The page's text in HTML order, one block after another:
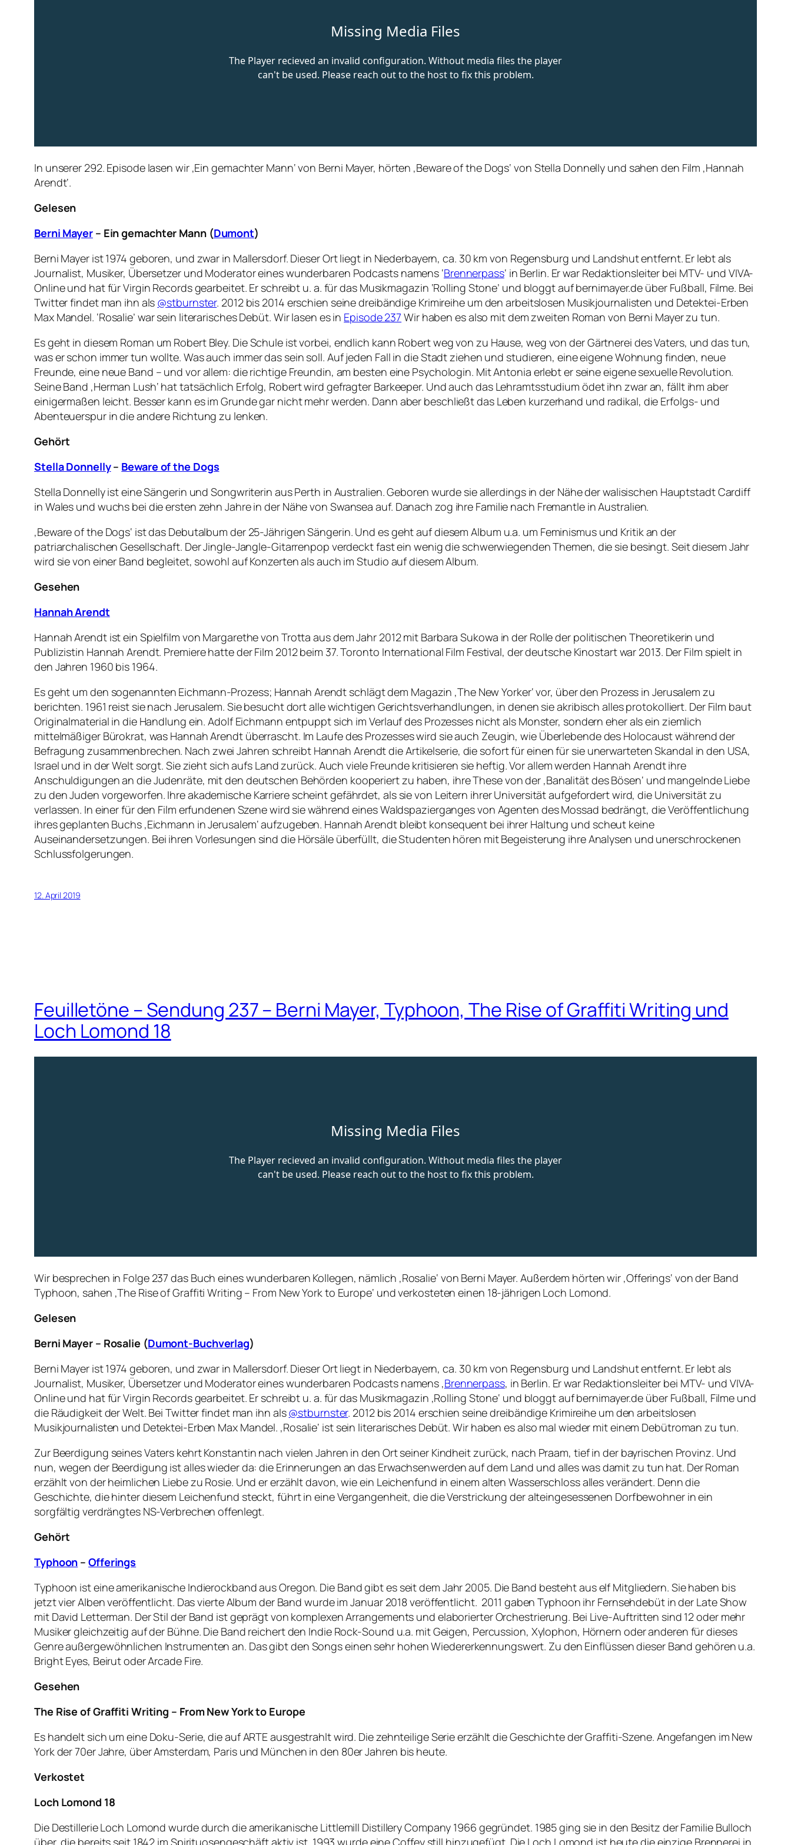
In unserer 292. Episode lasen wir ‚Ein gemachter Mann‘ von Berni Mayer, hörten ‚Beware of the Dogs‘ von Stella Donnelly und sahen den Film ‚Hannah
Arendt‘.
Gelesen
Berni Mayer– Ein gemachter Mann (Dumont)
Berni Mayer ist 1974 geboren, und zwar in Mallersdorf. Dieser Ort liegt in Niederbayern, ca. 30 km von Regensburg und Landshut entfernt. Er lebt als
Journalist, Musiker, Übersetzer und Moderator eines wunderbaren Podcasts namens ‘Brennerpass‘ in Berlin. Er war Redaktionsleiter bei MTV- und VIVA-
Online und hat für Virgin Records gearbeitet. Er schreibt u. a. für das Musikmagazin ‘Rolling Stone’ und bloggt auf bernimayer.de über Fußball, Filme. Bei
Twitter findet man ihn als @stburnster. 2012 bis 2014 erschien seine dreibändige Krimireihe um den arbeitslosen Musikjournalisten und Detektei-Erben
Max Mandel. ‘Rosalie’ war sein literarisches Debüt. Wir lasen es in Episode 237 Wir haben es also mit dem zweiten Roman von Berni Mayer zu tun.
Es geht in diesem Roman um Robert Bley. Die Schule ist vorbei, endlich kann Robert weg von zu Hause, weg von der Gärtnerei des Vaters, und das tun,
was er schon immer tun wollte. Was auch immer das sein soll. Auf jeden Fall in die Stadt ziehen und studieren, eine eigene Wohnung finden, neue
Freunde, eine neue Band – und vor allem: die richtige Freundin, am besten eine Psychologin. Mit Antonia erlebt er seine eigene sexuelle Revolution.
Seine Band ‚Herman Lush‘ hat tatsächlich Erfolg, Robert wird gefragter Barkeeper. Und auch das Lehramtsstudium ödet ihn zwar an, fällt ihm aber
einigermaßen leicht. Besser kann es im Grunde gar nicht mehr werden. Dann aber beschließt das Leben kurzerhand und radikal, die Erfolgs- und
Abenteuerspur in die andere Richtung zu lenken.
Gehört
Stella Donnelly– Beware of the Dogs
Stella Donnelly ist eine Sängerin und Songwriterin aus Perth in Australien. Geboren wurde sie allerdings in der Nähe derwalisischen Hauptstadt Cardiff
in Wales und wuchs bei die ersten zehn Jahre in der Nähe von Swansea auf. Danach zog ihre Familie nach Fremantle in Australien.
‚Beware of the Dogs‘ ist das Debutalbum der 25-Jährigen Sängerin. Und es geht auf diesem Album u.a. um Feminismus und Kritik an der
patriarchalischen Gesellschaft. Der Jingle-Jangle-Gitarrenpop verdeckt fast ein wenig die schwerwiegenden Themen, die sie besingt. Seit diesem Jahr
wird sie von einer Band begleitet, sowohl auf Konzerten als auch im Studio auf diesem Album.
Gesehen
Hannah Arendt
Hannah Arendt ist ein Spielfilm von Margarethe von Trotta aus dem Jahr 2012 mit Barbara Sukowa in der Rolle der politischen Theoretikerin und
Publizistin Hannah Arendt. Premiere hatte der Film 2012 beim 37. Toronto International Film Festival, der deutsche Kinostart war 2013. Der Film spielt in
den Jahren 1960 bis 1964.
Es geht um den sogenannten Eichmann-Prozess; Hannah Arendt schlägt dem Magazin ‚The New Yorker‘ vor, über den Prozess in Jerusalem zu
berichten. 1961 reist sie nach Jerusalem. Sie besucht dort alle wichtigen Gerichtsverhandlungen, in denen sie akribisch alles protokolliert. Der Film baut
Originalmaterial in die Handlung ein. Adolf Eichmann entpuppt sich im Verlauf des Prozesses nicht als Monster, sondern eher als ein ziemlich
mittelmäßiger Bürokrat, was Hannah Arendt überrascht. Im Laufe des Prozesses wird sie auch Zeugin, wie Überlebende des Holocaust während der
Befragung zusammenbrechen. Nach zwei Jahren schreibt Hannah Arendt die Artikelserie, die sofort für einen für sie unerwarteten Skandal in den USA,
Israel und in der Welt sorgt. Sie zieht sich aufs Land zurück. Auch viele Freunde kritisieren sie heftig. Vor allem werden Hannah Arendt ihre
Anschuldigungen an die Judenräte, mit den deutschen Behörden kooperiert zu haben, ihre These von der ‚Banalität des Bösen‘ und mangelnde Liebe
zu den Juden vorgeworfen. Ihre akademische Karriere scheint gefährdet, als sie von Leitern ihrer Universität aufgefordert wird, die Universität zu
verlassen. In einer für den Film erfundenen Szene wird sie während eines Waldspazierganges von Agenten des Mossad bedrängt, die Veröffentlichung
ihres geplanten Buchs ‚Eichmann in Jerusalem‘ aufzugeben. Hannah Arendt bleibt konsequent bei ihrer Haltung und scheut keine
Auseinandersetzungen. Bei ihren Vorlesungen sind die Hörsäle überfüllt, die Studenten hören mit Begeisterung ihre Analysen und unerschrockenen
Schlussfolgerungen.
12. April 2019
Feuilletöne – Sendung 237 – Berni Mayer, Typhoon, The Rise of Graffiti Writing und
Loch Lomond 18
Wir besprechen in Folge 237 das Buch eines wunderbaren Kollegen, nämlich ‚Rosalie‘ von Berni Mayer. Außerdem hörten wir ‚Offerings‘ von der Band
Typhoon, sahen ‚The Rise of Graffiti Writing – From New York to Europe‘ und verkosteten einen 18-jährigen Loch Lomond.
Gelesen
Berni Mayer – Rosalie (Dumont-Buchverlag)
Berni Mayer ist 1974 geboren, und zwar in Mallersdorf. Dieser Ort liegt in Niederbayern, ca. 30 km von Regensburg und Landshut entfernt. Er lebt als
Journalist, Musiker, Übersetzer und Moderator eines wunderbaren Podcasts namens ‚Brennerpass‚ in Berlin. Er war Redaktionsleiter bei MTV- und VIVA-
Online und hat für Virgin Records gearbeitet. Er schreibt u. a. für das Musikmagazin ‚Rolling Stone‘ und bloggt auf bernimayer.de über Fußball, Filme und
die Räudigkeit der Welt. Bei Twitter findet man ihn als@stburnster. 2012 bis 2014 erschien seine dreibändige Krimireihe um den arbeitslosen
Musikjournalisten und Detektei-Erben Max Mandel. ‚Rosalie‘ ist sein literarisches Debüt. Wir haben es also mal wieder mit einem Debütroman zu tun.
Zur Beerdigung seines Vaters kehrt Konstantin nach vielen Jahren in den Ort seiner Kindheit zurück, nach Praam, tief in der bayrischen Provinz. Und
nun, wegen der Beerdigung ist alles wieder da: die Erinnerungen an das Erwachsenwerden auf dem Land und alles was damit zu tun hat. Der Roman
erzählt von der heimlichen Liebe zu Rosie. Und er erzählt davon, wie ein Leichenfund in einem alten Wasserschloss alles verändert. Denn die
Geschichte, die hinter diesem Leichenfund steckt, führt in eine Vergangenheit, die die Verstrickung der alteingesessenen Dorfbewohner in ein
sorgfältig verdrängtes NS-Verbrechen offenlegt.
Gehört
Typhoon –Offerings
Typhoon ist eine amerikanische Indierockband aus Oregon. Die Band gibt es seit dem Jahr 2005. Die Band besteht aus elf Mitgliedern. Sie haben bis
jetzt vier Alben veröffentlicht. Das vierte Album der Band wurde im Januar 2018 veröffentlicht. 2011 gaben Typhoon ihr Fernsehdebüt in der Late Show
mit David Letterman. Der Stil der Band ist geprägt von komplexen Arrangements und elaborierter Orchestrierung. Bei Live-Auftritten sind 12 oder mehr
Musiker gleichzeitig auf der Bühne. Die Band reichert den Indie Rock-Sound u.a. mit Geigen, Percussion, Xylophon, Hörnern oder anderen für dieses
Genre außergewöhnlichen Instrumenten an. Das gibt den Songs einen sehr hohen Wiedererkennungswert. Zu den Einflüssen dieser Band gehören u.a.
Bright Eyes, Beirut oder Arcade Fire.
Gesehen
The Rise of Graffiti Writing – From New York to Europe
Es handelt sich um eine Doku-Serie, die auf ARTE ausgestrahlt wird. Die zehnteilige Serie erzählt die Geschichte der Graffiti-Szene. Angefangen im New
York der 70er Jahre, über Amsterdam, Paris und München in den 80er Jahren bis heute.
Verkostet
Loch Lomond 18
Die Destillerie Loch Lomond wurde durch die amerikanische Littlemill Distillery Company 1966 gegründet. 1985 ging sie in den Besitz der Familie Bulloch